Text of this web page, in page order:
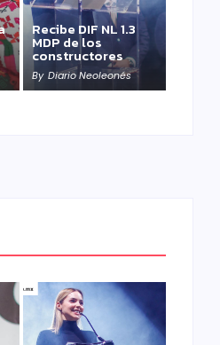
Recibe DIF NL 1.3
MDP de los
constructores
By Diario Neoleonés